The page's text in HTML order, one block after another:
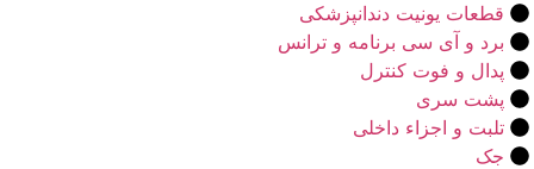
قطعات یونیت دندانپزشکی
برد و آی سی برنامه و ترانس
پدال و فوت کنترل
پشت سری
تلبت و اجزاء داخلی
جک